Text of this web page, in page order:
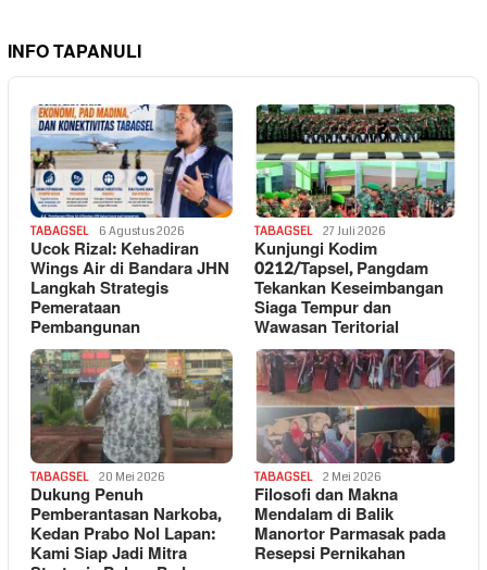
INFO TAPANULI
TABAGSEL 6 Agustus 2026
Ucok Rizal: Kehadiran
Wings Air di Bandara JHN
Langkah Strategis
Pemerataan
Pembangunan
TABAGSEL 27 Juli 2026
Kunjungi Kodim
0212/Tapsel, Pangdam
Tekankan Keseimbangan
Siaga Tempur dan
Wawasan Teritorial
TABAGSEL 20 Mei 2026
Dukung Penuh
Pemberantasan Narkoba,
Kedan Prabo Nol Lapan:
Kami Siap Jadi Mitra
TABAGSEL 2 Mei 2026
Filosofi dan Makna
Mendalam di Balik
Manortor Parmasak pada
Resepsi Pernikahan